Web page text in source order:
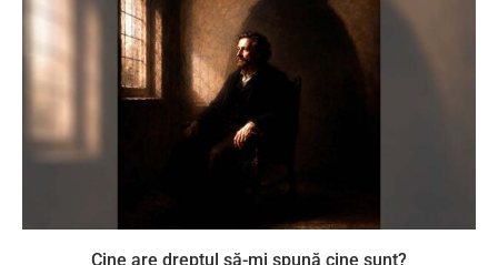
Cine are dreptul să-mi spună cine sunt?